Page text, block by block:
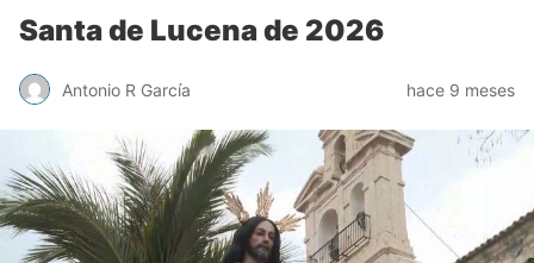
Santa de Lucena de 2026
Antonio R García hace 9 meses